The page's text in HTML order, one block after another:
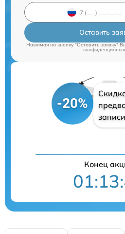
Оставить
Нажимая на кнопку "Оставить заявку"
-20%
Конец